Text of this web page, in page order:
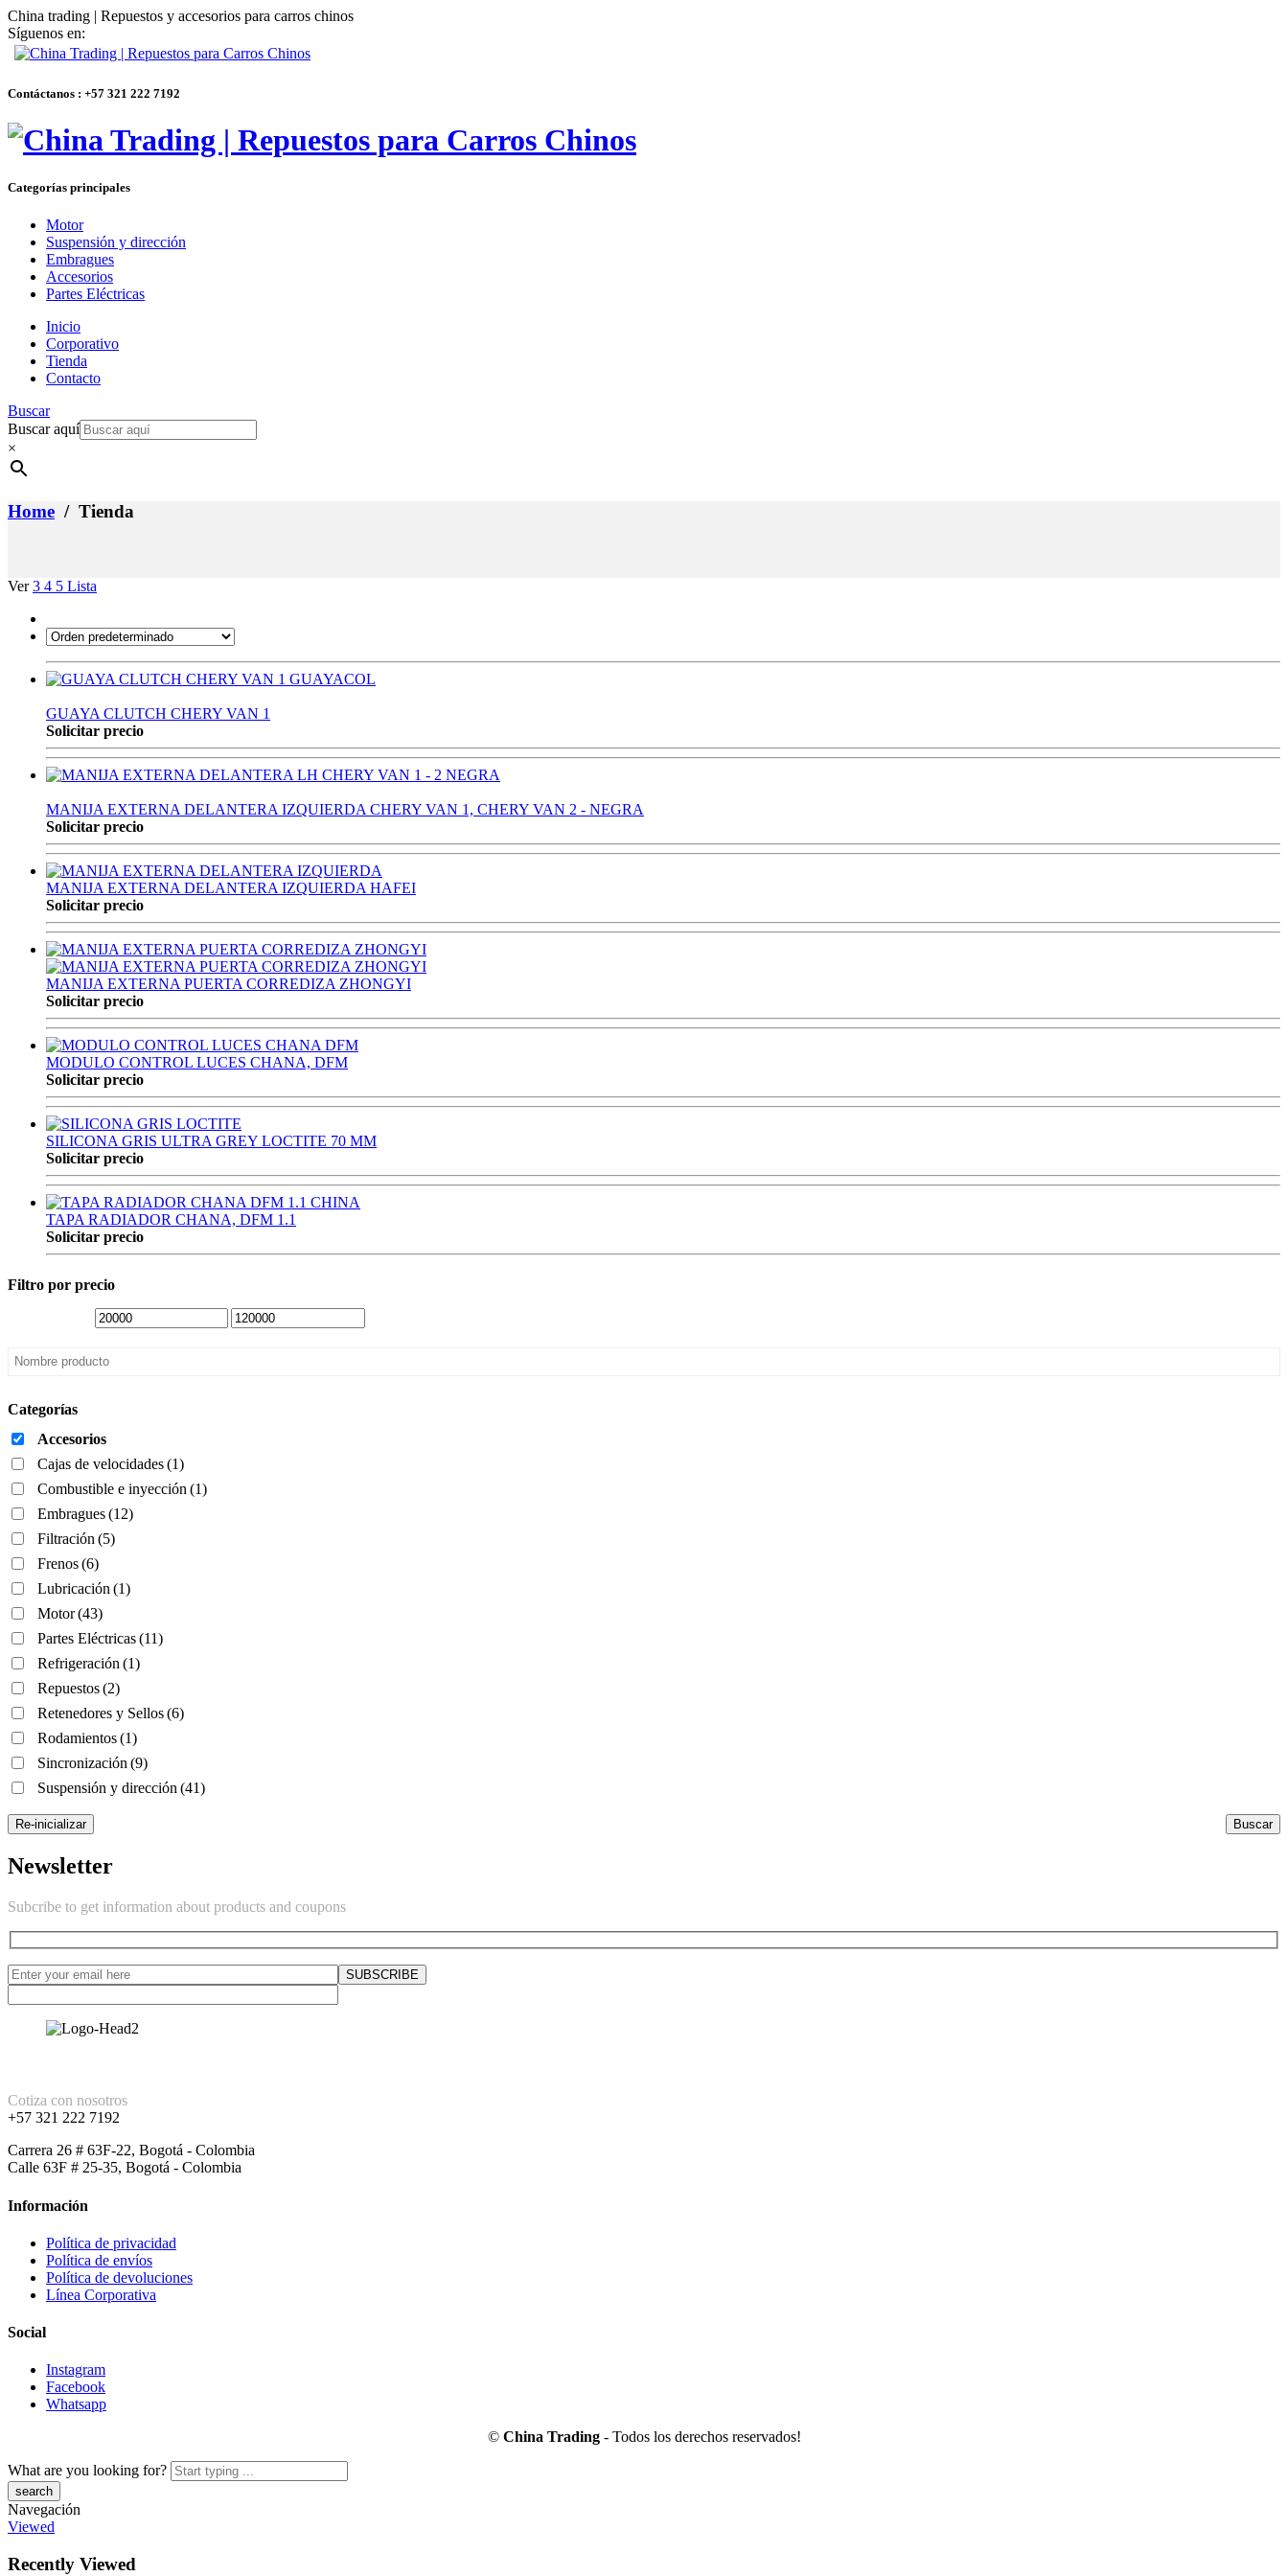
China trading | Repuestos y accesorios para carros chinos
Síguenos en:
Contáctanos : +57 321 222 7192
Categorías principales
Motor
Suspensión y dirección
Embragues
Accesorios
Partes Eléctricas
Inicio
Corporativo
Tienda
Contacto
Buscar
Buscar aquí
×
Home / Tienda
Ver3 4 5 Lista
GUAYA CLUTCH CHERY VAN 1
Solicitar precio
MANIJA EXTERNA DELANTERA IZQUIERDA CHERY VAN 1, CHERY VAN 2 - NEGRA
Solicitar precio
MANIJA EXTERNA DELANTERA IZQUIERDA HAFEI
Solicitar precio
MANIJA EXTERNA PUERTA CORREDIZA ZHONGYI
Solicitar precio
MODULO CONTROL LUCES CHANA, DFM
Solicitar precio
SILICONA GRIS ULTRA GREY LOCTITE 70 MM
Solicitar precio
TAPA RADIADOR CHANA, DFM 1.1
Solicitar precio
Filtro por precio
Categorías
Accesorios
Cajas de velocidades(1)
Combustible e inyección (1)
Embragues(12)
Filtración (5)
Frenos(6)
Lubricación (1)
Motor(43)
Partes Eléctricas(11)
Refrigeración (1)
Repuestos(2)
Retenedores y Sellos(6)
Rodamientos(1)
Sincronización (9)
Suspensión y dirección (41)
Re-inicializar Buscar
Newsletter
Subcribe to get information about products and coupons
Cotiza con nosotros
+57 321 222 7192
Carrera 26 # 63F-22, Bogotá - Colombia
Calle 63F # 25-35, Bogotá - Colombia
Información
Política de privacidad
Política de envíos
Política de devoluciones
Línea Corporativa
Social
Instagram
Facebook
Whatsapp
© China Trading - Todos los derechos reservados!
What are you looking for?
Navegación
Viewed
Recently Viewed